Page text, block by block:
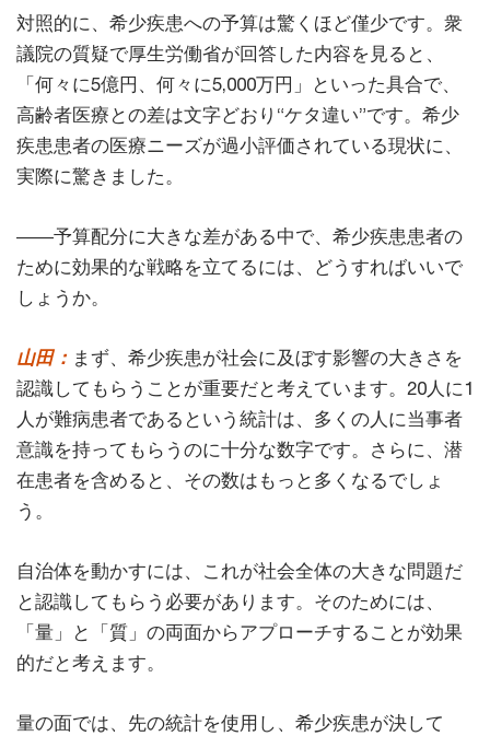
対照的に、希少疾患への予算は驚くほど僅少です。衆
議院の質疑で厚生労働省が回答した内容を見ると、
「何々に5億円、何々に5,000万円」といった具合で、
高齢者医療との差は文字どおり“ケタ違い”です。希少
疾患患者の医療ニーズが過小評価されている現状に、
実際に驚きました。
――予算配分に大きな差がある中で、希少疾患患者の
ために効果的な戦略を立てるには、どうすればいいで
しょうか。
山田： まず、希少疾患が社会に及ぼす影響の大きさを
認識してもらうことが重要だと考えています。20人に1
人が難病患者であるという統計は、多くの人に当事者
意識を持ってもらうのに十分な数字です。さらに、潜
在患者を含めると、その数はもっと多くなるでしょ
う。
自治体を動かすには、これが社会全体の大きな問題だ
と認識してもらう必要があります。そのためには、
「量」と「質」の両面からアプローチすることが効果
的だと考えます。
量の面では、先の統計を使用し、希少疾患が決して